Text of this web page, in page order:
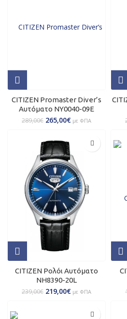
CITIZEN Promaster Diver’s
Αυτόματο NY0040-09E
289,00€ 265,00€ με ΦΠΑ
CITIZEN Ρολόι Αυτόματο
NH8390-20L
239,00€ 219,00€ με ΦΠΑ